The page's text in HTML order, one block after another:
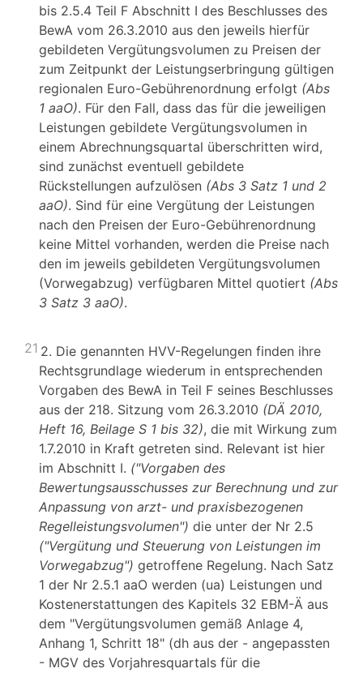
bis 2.5.4 Teil F Abschnitt I des Beschlusses des
BewA vom 26.3.2010 aus den jeweils hierfür
gebildeten Vergütungsvolumen zu Preisen der
zum Zeitpunkt der Leistungserbringung gültigen
regionalen Euro-Gebührenordnung erfolgt (Abs
1 aaO). Für den Fall, dass das für die jeweiligen
Leistungen gebildete Vergütungsvolumen in
einem Abrechnungsquartal überschritten wird,
sind zunächst eventuell gebildete
Rückstellungen aufzulösen (Abs 3 Satz 1 und 2
aaO). Sind für eine Vergütung der Leistungen
nach den Preisen der Euro-Gebührenordnung
keine Mittel vorhanden, werden die Preise nach
den im jeweils gebildeten Vergütungsvolumen
(Vorwegabzug) verfügbaren Mittel quotiert (Abs
3 Satz 3 aaO).
21 2. Die genannten HVV-Regelungen finden ihre
Rechtsgrundlage wiederum in entsprechenden
Vorgaben des BewA in Teil F seines Beschlusses
aus der 218. Sitzung vom 26.3.2010 (DÄ 2010,
Heft 16, Beilage S 1 bis 32), die mit Wirkung zum
1.7.2010 in Kraft getreten sind. Relevant ist hier
im Abschnitt I. ("Vorgaben des
Bewertungsausschusses zur Berechnung und zur
Anpassung von arzt- und praxisbezogenen
Regelleistungsvolumen") die unter der Nr 2.5
("Vergütung und Steuerung von Leistungen im
Vorwegabzug") getroffene Regelung. Nach Satz
1 der Nr 2.5.1 aaO werden (ua) Leistungen und
Kostenerstattungen des Kapitels 32 EBM-Ä aus
dem "Vergütungsvolumen gemäß Anlage 4,
Anhang 1, Schritt 18" (dh aus der - angepassten
- MGV des Vorjahresquartals für die